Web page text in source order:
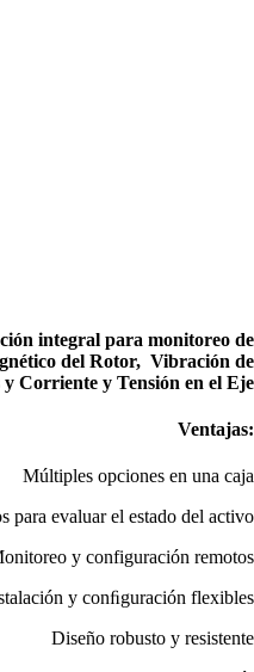
integral para monitoreo de
del Rotor, Vibración de
Corriente y Tensión en el Eje
Ventajas:
Múltiples opciones en una caja
para evaluar el estado del activo
y configuración remotos
y conﬁguración flexibles
Diseño robusto y resistente